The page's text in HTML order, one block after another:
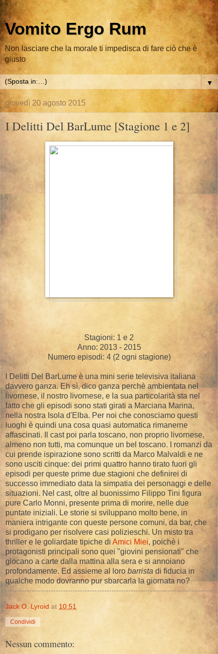
Vomito Ergo Rum
Non lasciare che la morale ti impedisca di fare ciò che è
giusto
▼
giovedì 20 agosto 2015
I Delitti Del BarLume [Stagione 1 e 2]
Stagioni: 1 e 2
Anno: 2013 - 2015
Numero episodi: 4 (2 ogni stagione)
I Delitti Del BarLume è una mini serie televisiva italiana
davvero ganza. Eh sì, dico ganza perchè ambientata nel
livornese, il nostro livornese, e la sua particolarità sta nel
fatto che gli episodi sono stati girati a Marciana Marina,
nella nostra Isola d'Elba. Per noi che conosciamo questi
luoghi è quindi una cosa quasi automatica rimanerne
affascinati. Il cast poi parla toscano, non proprio livornese,
almeno non tutti, ma comunque un bel toscano. I romanzi da
cui prende ispirazione sono scritti da Marco Malvaldi e ne
sono usciti cinque: dei primi quattro hanno tirato fuori gli
episodi per queste prime due stagioni che definirei di
successo immediato data la simpatia dei personaggi e delle
situazioni. Nel cast, oltre al buonissimo Filippo Tini figura
pure Carlo Monni, presente prima di morire, nelle due
puntate iniziali. Le storie si sviluppano molto bene, in
maniera intrigante con queste persone comuni, da bar, che
si prodigano per risolvere casi polizieschi. Un misto tra
thriller e le goliardate tipiche di Amici Miei, poichè i
protagonisti principali sono quei "giovini pensionati" che
giocano a carte dalla mattina alla sera e si annoiano
profondamente. Ed assieme al loro barrista di fiducia in
qualche modo dovranno pur sbarcarla la giornata no?
Jack O. Lyroid at 10:51
Condividi
Nessun commento: